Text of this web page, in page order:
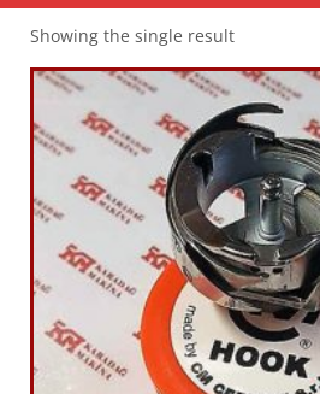
Showing the single result